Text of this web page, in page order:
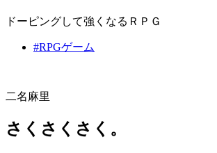
ドーピングして強くなるＲＰＧ
#RPGゲーム
二名麻里
さくさくさく。